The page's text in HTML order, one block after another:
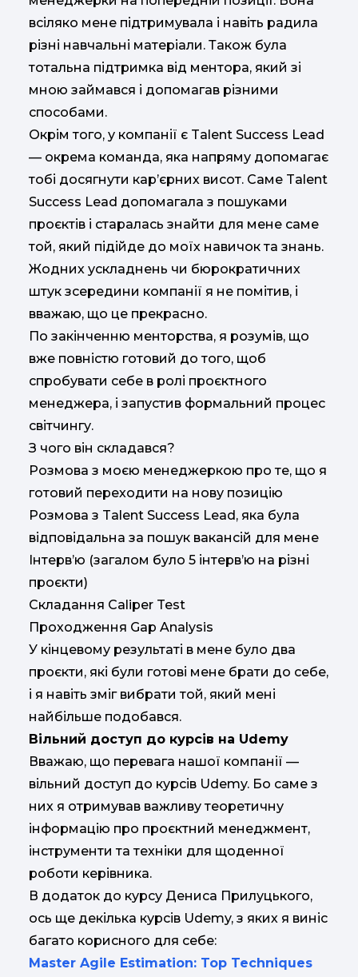
всіляко мене підтримувала і навіть радила
різні навчальні матеріали. Також була
тотальна підтримка від ментора, який зі
мною займався і допомагав різними
способами.
Окрім того, у компанії є Talent Success Lead
— окрема команда, яка напряму допомагає
тобі досягнути кар’єрних висот. Саме Talent
Success Lead допомагала з пошуками
проєктів і старалась знайти для мене саме
той, який підійде до моїх навичок та знань.
Жодних ускладнень чи бюрократичних
штук зсередини компанії я не помітив, і
вважаю, що це прекрасно.
По закінченню менторства, я розумів, що
вже повністю готовий до того, щоб
спробувати себе в ролі проєктного
менеджера, і запустив формальний процес
світчингу.
З чого він складався?
Розмова з моєю менеджеркою про те, що я
готовий переходити на нову позицію
Розмова з Talent Success Lead, яка була
відповідальна за пошук вакансій для мене
Інтерв’ю (загалом було 5 інтерв’ю на різні
проєкти)
Складання Caliper Test
Проходження Gap Analysis
У кінцевому результаті в мене було два
проєкти, які були готові мене брати до себе,
і я навіть зміг вибрати той, який мені
найбільше подобався.
Вільний доступ до курсів на Udemy
Вважаю, що перевага нашої компанії —
вільний доступ до курсів Udemy. Бо саме з
них я отримував важливу теоретичну
інформацію про проєктний менеджмент,
інструменти та техніки для щоденної
роботи керівника.
В додаток до курсу Дениса Прилуцького,
ось ще декілька курсів Udemy, з яких я виніс
багато корисного для себе:
Master Agile Estimation: Top Techniques